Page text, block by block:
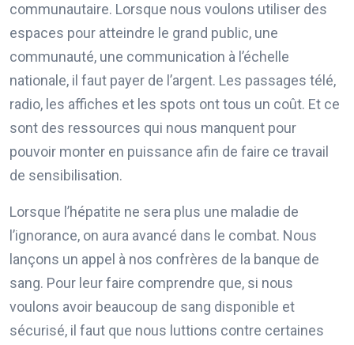
communautaire. Lorsque nous voulons utiliser des
espaces pour atteindre le grand public, une
communauté, une communication à l’échelle
nationale, il faut payer de l’argent. Les passages télé,
radio, les affiches et les spots ont tous un coût. Et ce
sont des ressources qui nous manquent pour
pouvoir monter en puissance afin de faire ce travail
de sensibilisation.
Lorsque l’hépatite ne sera plus une maladie de
l’ignorance, on aura avancé dans le combat. Nous
lançons un appel à nos confrères de la banque de
sang. Pour leur faire comprendre que, si nous
voulons avoir beaucoup de sang disponible et
sécurisé, il faut que nous luttions contre certaines